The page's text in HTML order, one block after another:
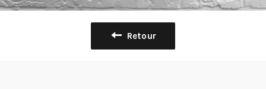
Retour